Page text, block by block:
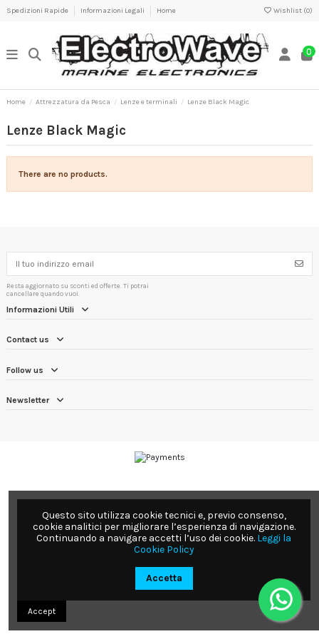
Spedizioni Rapide Informazioni Legali Home Wishlist (0)
0
Home Attrezzatura da Pesca Lenze e terminali Lenze Black Magic
Lenze Black Magic
There are no products.
Resta aggiornato su sconti ed offerte. Ti potrai
cancellare quando vuoi.
Informazioni Utili
Contact us
Follow us
Newsletter
Questo sito utilizza cookie tecnici e, previo consenso,
cookie analitici per migliorare l’esperienza di navigazione.
Continuando a navigare accetti l’uso dei cookie. Leggi la
Cookie Policy
Accetta
Accept